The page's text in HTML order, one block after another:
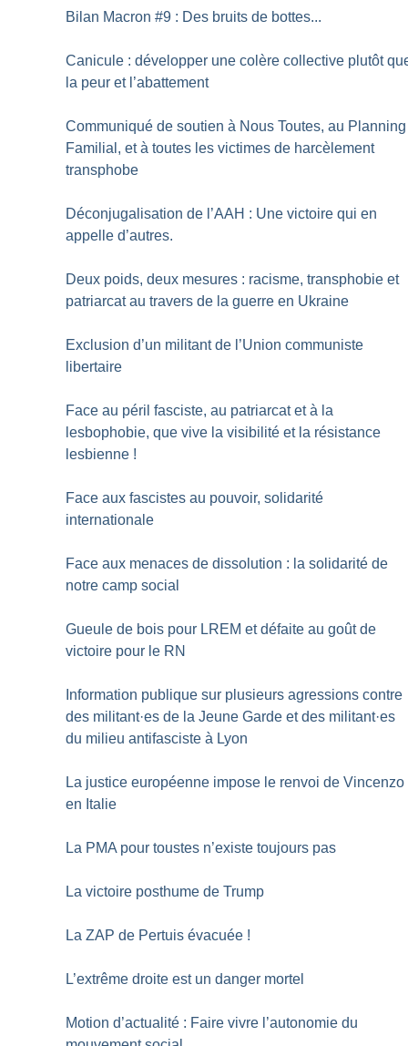
Bilan Macron #9 : Des bruits de bottes...
Canicule : développer une colère collective plutôt
la peur et l’abattement
Communiqué de soutien à Nous Toutes, au Planning
Familial, et à toutes les victimes de harcèlement
transphobe
Déconjugalisation de l’AAH : Une victoire qui en
appelle d’autres.
Deux poids, deux mesures : racisme, transphobie et
patriarcat au travers de la guerre en Ukraine
Exclusion d’un militant de l’Union communiste
libertaire
Face au péril fasciste, au patriarcat et à la
lesbophobie, que vive la visibilité et la résistance
lesbienne !
Face aux fascistes au pouvoir, solidarité
internationale
Face aux menaces de dissolution : la solidarité de
notre camp social
Gueule de bois pour LREM et défaite au goût de
victoire pour le RN
Information publique sur plusieurs agressions contre
des militant·es de la Jeune Garde et des militant·es
du milieu antifasciste à Lyon
La justice européenne impose le renvoi de Vincenzo
en Italie
La PMA pour toustes n’existe toujours pas
La victoire posthume de Trump
La ZAP de Pertuis évacuée !
L’extrême droite est un danger mortel
Motion d’actualité : Faire vivre l’autonomie du